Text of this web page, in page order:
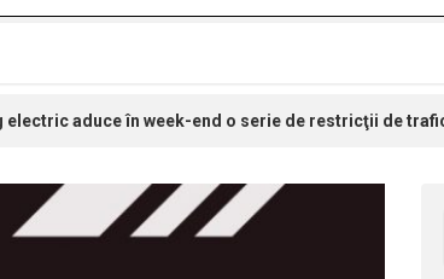
electric aduce în week-end o serie de restricţii de